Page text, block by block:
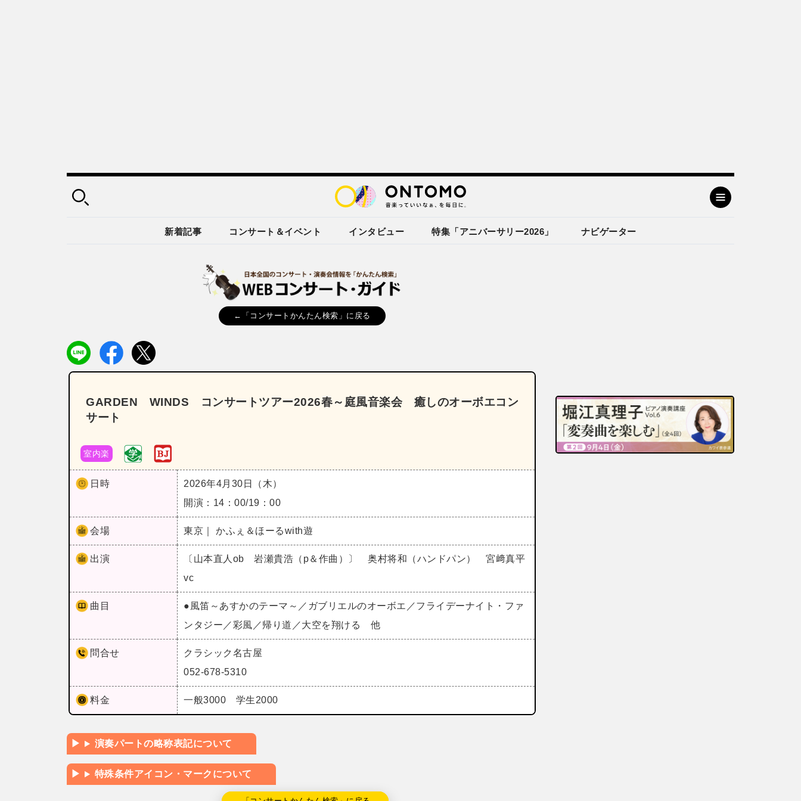
新着記事 コンサート＆イベント インタビュー 特集「アニバーサリー2026」 ナビゲーター
←「コンサートかんたん検索」に戻る
GARDEN WINDS コンサートツアー2026春～庭風音楽会 癒しのオーボエコン
サート
室内楽
日時
2026年4月30日（木）
開演：14：00/19：00
会場 東京｜ かふぇ＆ほーるwith遊
出演
〔山本直人ob 岩瀬貴浩（p＆作曲）〕 奥村将和（ハンドパン） 宮﨑真平
vc
曲目
●風笛～あすかのテーマ～／ガブリエルのオーボエ／フライデーナイト・ファ
ンタジー／彩風／帰り道／大空を翔ける 他
問合せ
クラシック名古屋
052-678-5310
料金 一般3000 学生2000
演奏パートの略称表記について
特殊条件アイコン・マークについて